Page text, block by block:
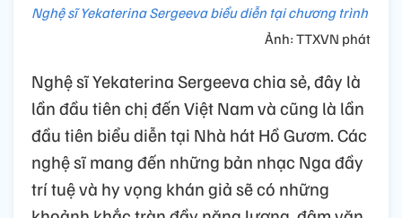
Nghệ sĩ Yekaterina Sergeeva biểu diễn tại chương trình
Ảnh: TTXVN phát
Nghệ sĩ Yekaterina Sergeeva chia sẻ, đây là
lần đầu tiên chị đến Việt Nam và cũng là lần
đầu tiên biểu diễn tại Nhà hát Hồ Gươm. Các
nghệ sĩ mang đến những bản nhạc Nga đầy
trí tuệ và hy vọng khán giả sẽ có những